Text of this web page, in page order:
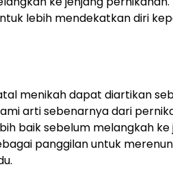
lebih mendekatkan diri
menikah dapat diartikan
arti sebenarnya dari
baik sebelum melangkah ke
panggilan untuk